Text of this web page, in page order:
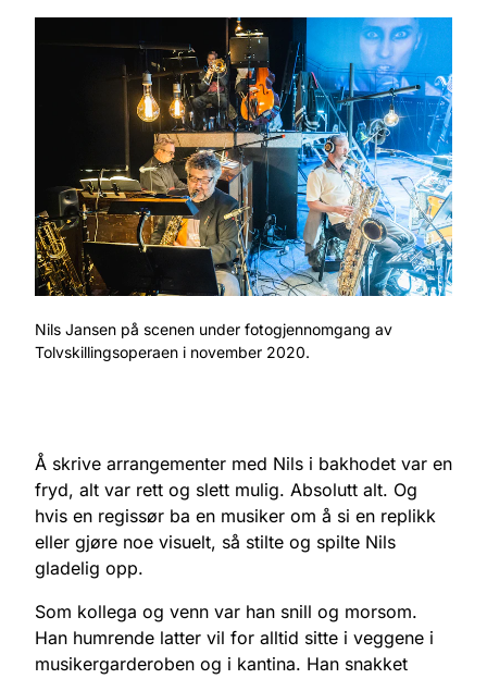
Nils Jansen på scenen under fotogjennomgang av
Tolvskillingsoperaen i november 2020.
Å skrive arrangementer med Nils i bakhodet var en
fryd, alt var rett og slett mulig. Absolutt alt. Og
hvis en regissør ba en musiker om å si en replikk
eller gjøre noe visuelt, så stilte og spilte Nils
gladelig opp.
Som kollega og venn var han snill og morsom.
Han humrende latter vil for alltid sitte i veggene i
musikergarderoben og i kantina. Han snakket